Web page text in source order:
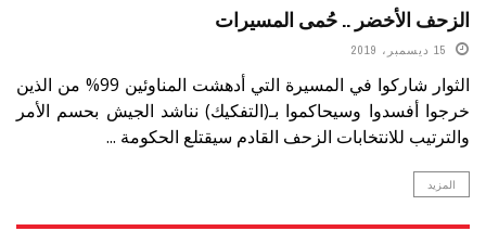
الزحف الأخضر .. حُمى المسيرات
15 ديسمبر، 2019
الثوار شاركوا في المسيرة التي أدهشت المناوئين 99% من الذين
خرجوا أفسدوا وسيحاكموا بـ(التفكيك) نناشد الجيش بحسم الأمر
والترتيب للانتخابات الزحف القادم سيقتلع الحكومة ...
المزيد